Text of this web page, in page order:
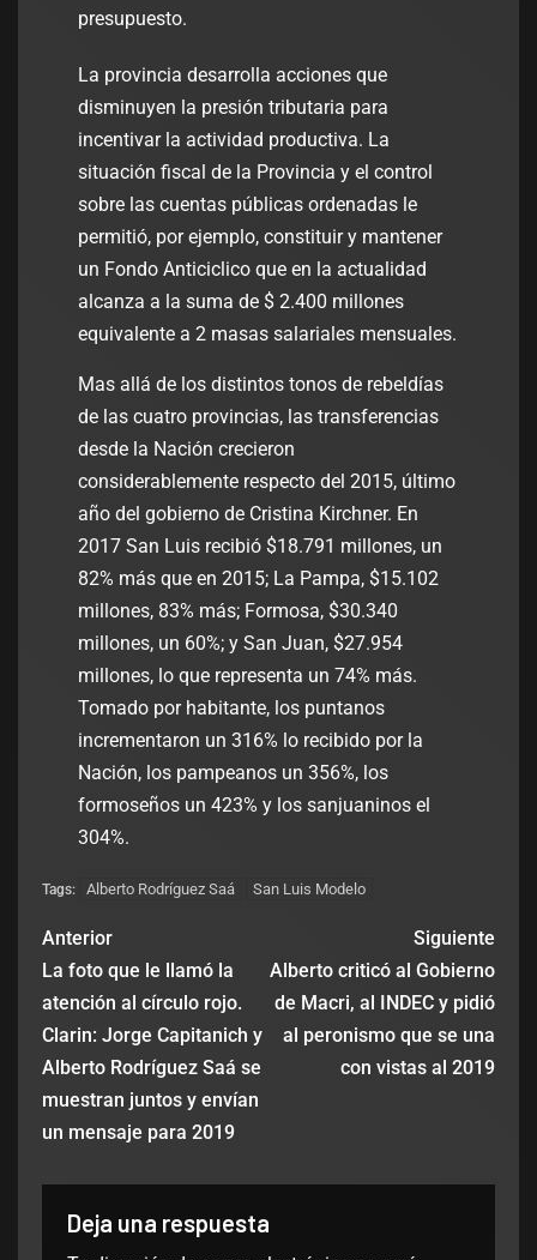
presupuesto.
La provincia desarrolla acciones que
disminuyen la presión tributaria para
incentivar la actividad productiva. La
situación fiscal de la Provincia y el control
sobre las cuentas públicas ordenadas le
permitió, por ejemplo, constituir y mantener
un Fondo Anticiclico que en la actualidad
alcanza a la suma de $ 2.400 millones
equivalente a 2 masas salariales mensuales.
Mas allá de los distintos tonos de rebeldías
de las cuatro provincias, las transferencias
desde la Nación crecieron
considerablemente respecto del 2015, último
año del gobierno de Cristina Kirchner. En
2017 San Luis recibió $18.791 millones, un
82% más que en 2015; La Pampa, $15.102
millones, 83% más; Formosa, $30.340
millones, un 60%; y San Juan, $27.954
millones, lo que representa un 74% más.
Tomado por habitante, los puntanos
incrementaron un 316% lo recibido por la
Nación, los pampeanos un 356%, los
formoseños un 423% y los sanjuaninos el
304%.
Tags: Alberto Rodríguez Saá San Luis Modelo
Anterior
La foto que le llamó la
atención al círculo rojo.
Clarin: Jorge Capitanich y
Alberto Rodríguez Saá se
muestran juntos y envían
un mensaje para 2019
Siguiente
Alberto criticó al Gobierno
de Macri, al INDEC y pidió
al peronismo que se una
con vistas al 2019
Deja una respuesta